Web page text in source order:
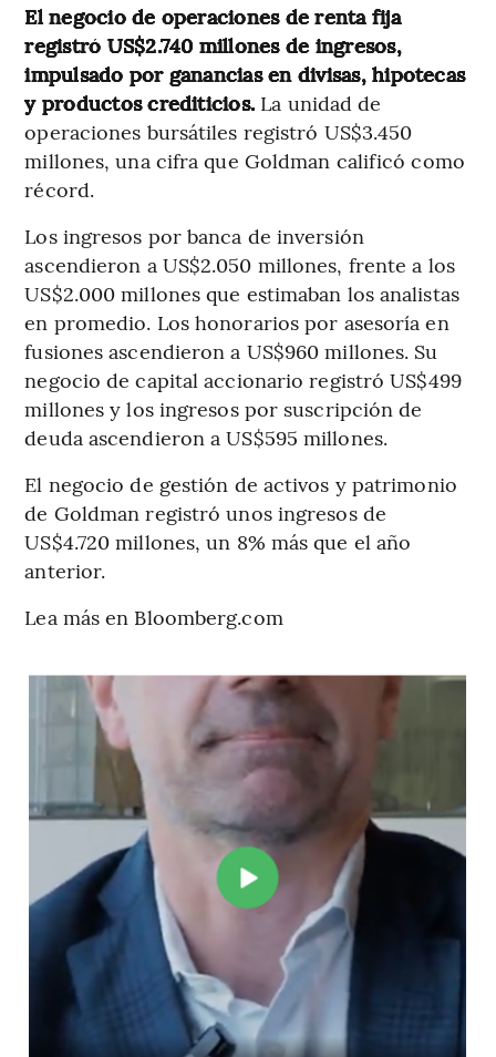
El negocio de operaciones de renta fija
registró US$2.740 millones de ingresos,
impulsado por ganancias en divisas, hipotecas
y productos crediticios. La unidad de
operaciones bursátiles registró US$3.450
millones, una cifra que Goldman calificó como
récord.
Los ingresos por banca de inversión
ascendieron a US$2.050 millones, frente a los
US$2.000 millones que estimaban los analistas
en promedio. Los honorarios por asesoría en
fusiones ascendieron a US$960 millones. Su
negocio de capital accionario registró US$499
millones y los ingresos por suscripción de
deuda ascendieron a US$595 millones.
El negocio de gestión de activos y patrimonio
de Goldman registró unos ingresos de
US$4.720 millones, un 8% más que el año
anterior.
Lea más en Bloomberg.com